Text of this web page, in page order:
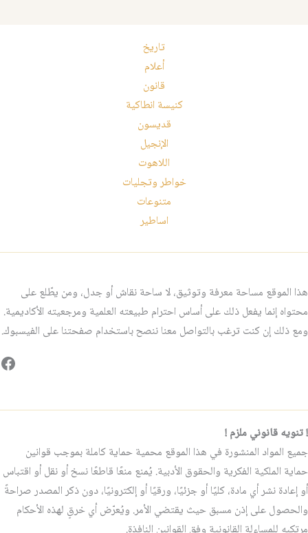
تاريخ
أعلام
قانون
كنيسة انطاكية
قديسون
الإنجيل
اللاهوت
خواطر وتجليات
متنوعات
اساطير
هذا الموقع مساحة معرفة وتوثيق، لا ساحة نقاش أو جدل، ومن يطّلع على
محتواه إنما يفعل ذلك على أساس احترام طبيعته العلمية ومرجعيته الأكاديمية.
ومع ذلك إن كنت ترغب بالتواصل معنا ننصح باستخدام صفحتنا على الفيسبوك.
! تنويه قانوني ملزم !
جميع المواد المنشورة في هذا الموقع محمية حماية كاملة بموجب قوانين
حماية الملكية الفكرية والحقوق الأدبية. يُمنع منعًا قاطعًا نسخ أو نقل أو اقتباس
أو إعادة نشر أي مادة، كليًا أو جزئيًا، ورقيًا أو إلكترونيًا، دون ذكر المصدر صراحةً
والحصول على إذن مسبق حيث يقتضي الأمر. ويُعرّض أي خرقٍ لهذه الأحكام